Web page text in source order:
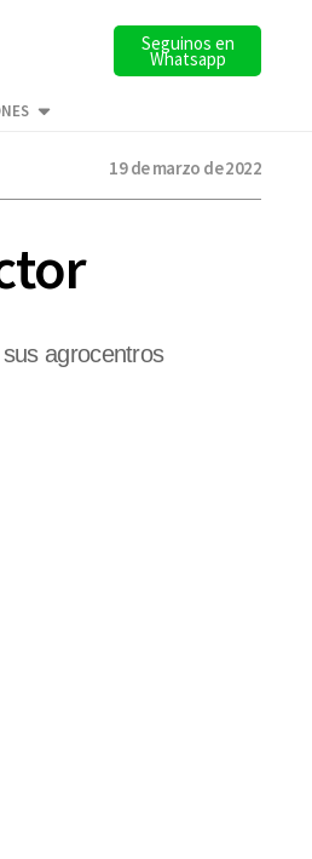
Seguinos en
Whatsapp
19 de marzo de 2022
agrocentros